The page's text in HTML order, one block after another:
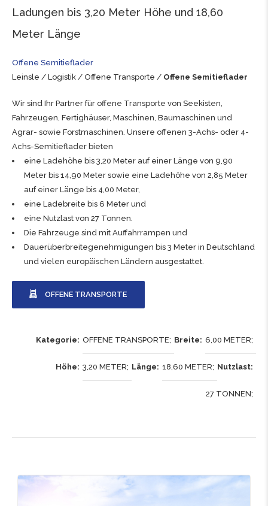
Ladungen bis 3,20 Meter Höhe und 18,60
Meter Länge
Offene Semitieflader
Leinsle / Logistik / Offene Transporte / Offene Semitieflader
Wir sind Ihr Partner für offene Transporte von Seekisten,
Fahrzeugen, Fertighäuser, Maschinen, Baumaschinen und
Agrar- sowie Forstmaschinen. Unsere offenen 3-Achs- oder 4-
Achs-Semitieflader bieten
eine Ladehöhe bis 3,20 Meter auf einer Länge von 9,90
Meter bis 14,90 Meter sowie eine Ladehöhe von 2,85 Meter
auf einer Länge bis 4,00 Meter,
eine Ladebreite bis 6 Meter und
eine Nutzlast von 27 Tonnen.
Die Fahrzeuge sind mit Auffahrrampen und
Dauerüberbreitegenehmigungen bis 3 Meter in Deutschland
und vielen europäischen Ländern ausgestattet.
OFFENE TRANSPORTE
Kategorie OFFENE TRANSPORTE Breite 6,00 METER
Höhe 3,20 METER Länge 18,60 METER Nutzlast
27 TONNEN